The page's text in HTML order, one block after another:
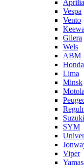
Aprilia
Vespa
Vento
Gilera
Wels
ABM
Honda
Lima
Minsk
Suzuki
SYM
Viper